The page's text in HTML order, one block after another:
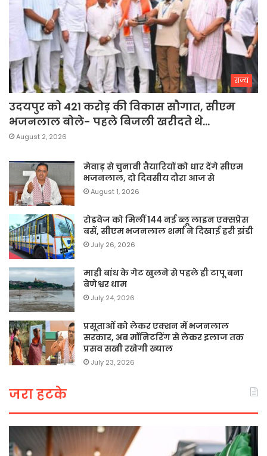
राज्य
उदयपुर को 421 करोड़ की विकास सौगात, सीएम
भजनलाल बोले- पहले बिजली खरीदते थे…
August 2, 2026
मेवाड़ से चुनावी तैयारियों को धार देंगे सीएम
भजनलाल, दो दिवसीय दौरा आज से
August 1, 2026
रोडवेज को मिलीं 144 नई ब्लू लाइन एक्सप्रेस
बसें, सीएम भजनलाल शर्मा ने दिखाई हरी झंडी
July 26, 2026
माही बांध के गेट खुलने से पहले ही टापू बना
बेणेश्वर धाम
July 24, 2026
प्रसूताओं को लेकर एक्शन में भजनलाल
सरकार, अब मॉनिटरिंग से लेकर इलाज तक
प्रसव सखी रखेगी ख्याल
July 23, 2026
जरा हटके